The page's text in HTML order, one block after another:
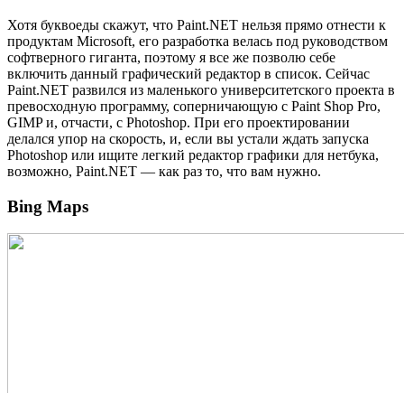
Хотя буквоеды скажут, что Paint.NET нельзя прямо отнести к
продуктам Microsoft, его разработка велась под руководством
софтверного гиганта, поэтому я все же позволю себе
включить данный графический редактор в список. Сейчас
Paint.NET развился из маленького университетского проекта в
превосходную программу, соперничающую с Paint Shop Pro,
GIMP и, отчасти, с Photoshop. При его проектировании
делался упор на скорость, и, если вы устали ждать запуска
Photoshop или ищите легкий редактор графики для нетбука,
возможно, Paint.NET — как раз то, что вам нужно.
Bing Maps